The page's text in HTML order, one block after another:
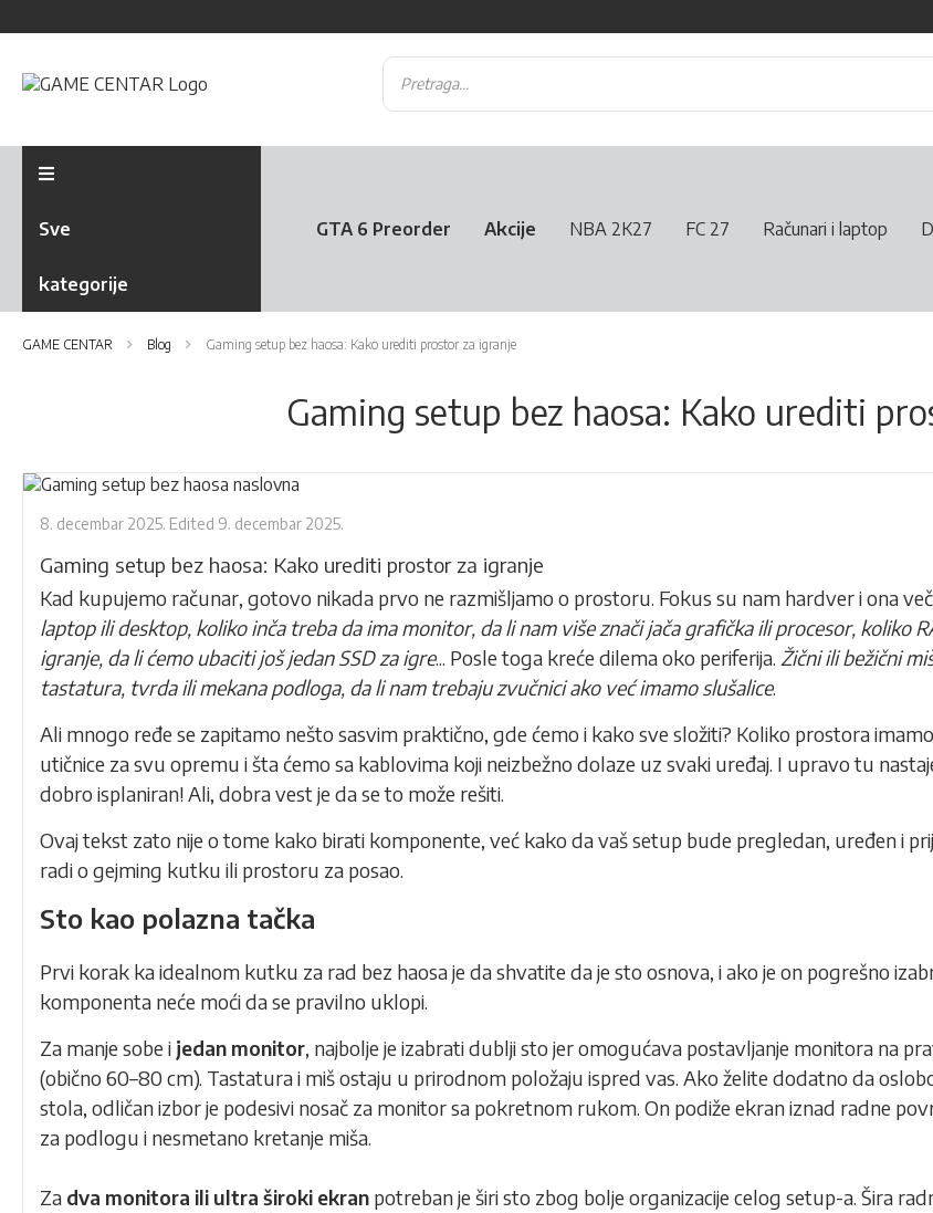
Sve
kategorije
GTA 6 Preorder Akcije NBA 2K27 FC 27 Računari i laptop
GAME CENTAR Blog Gaming setup bez haosa: Kako urediti prostor za igranje
Gaming setup bez haosa: Kako urediti
8. decembar 2025. Edited 9. decembar 2025.
Gaming setup bez haosa: Kako urediti prostor za igranje
Kad kupujemo računar, gotovo nikada prvo ne razmišljamo o prostoru. Fokus su nam hardver i ona
laptop ili desktop, koliko inča treba da ima monitor, da li nam više znači jača grafička ili procesor, koliko
igranje, da li ćemo ubaciti još jedan SSD za igre... Posle toga kreće dilema oko periferija. Žični ili bežični
tastatura, tvrda ili mekana podloga, da li nam trebaju zvučnici ako već imamo slušalice.
Ali mnogo ređe se zapitamo nešto sasvim praktično, gde ćemo i kako sve složiti? Koliko prostora
utičnice za svu opremu i šta ćemo sa kablovima koji neizbežno dolaze uz svaki uređaj. I upravo tu
dobro isplaniran! Ali, dobra vest je da se to može rešiti.
Ovaj tekst zato nije o tome kako birati komponente, već kako da vaš setup bude pregledan, uređen i
radi o gejming kutku ili prostoru za posao.
Sto kao polazna tačka
Prvi korak ka idealnom kutku za rad bez haosa je da shvatite da je sto osnova, i ako je on pogrešno
komponenta neće moći da se pravilno uklopi.
Za manje sobe i jedan monitor, najbolje je izabrati dublji sto jer omogućava postavljanje monitora na
(obično 60–80 cm). Tastatura i miš ostaju u prirodnom položaju ispred vas. Ako želite dodatno da
stola, odličan izbor je podesivi nosač za monitor sa pokretnom rukom. On podiže ekran iznad radne
za podlogu i nesmetano kretanje miša.
Za dva monitora ili ultra široki ekran potreban je širi sto zbog bolje organizacije celog setup-a. Šira